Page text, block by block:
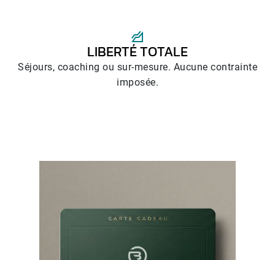
LIBERTÉ TOTALE
Séjours, coaching ou sur-mesure. Aucune contrainte
imposée.